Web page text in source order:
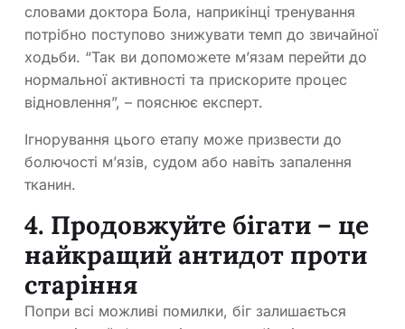
словами доктора Бола, наприкінці тренування
потрібно поступово знижувати темп до звичайної
ходьби. “Так ви допоможете м’язам перейти до
нормальної активності та прискорите процес
відновлення”, – пояснює експерт.
Ігнорування цього етапу може призвести до
болючості м’язів, судом або навіть запалення
тканин.
4. Продовжуйте бігати – це
найкращий антидот проти
старіння
Попри всі можливі помилки, біг залишається